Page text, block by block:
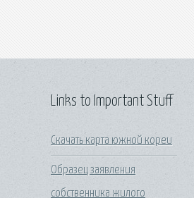
Links to Important Stuff
Скачать карта южной кореи
Образец заявления
собственника жилого